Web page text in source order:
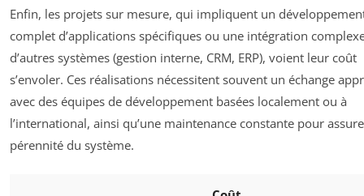
Enfin, les projets sur mesure, qui impliquent un
complet d’applications spécifiques ou une intégration
d’autres systèmes (gestion interne, CRM, ERP), voient leur coût
s’envoler. Ces réalisations nécessitent souvent un échange
avec des équipes de développement basées localement ou à
l’international, ainsi qu’une maintenance constante pour
pérennité du système.